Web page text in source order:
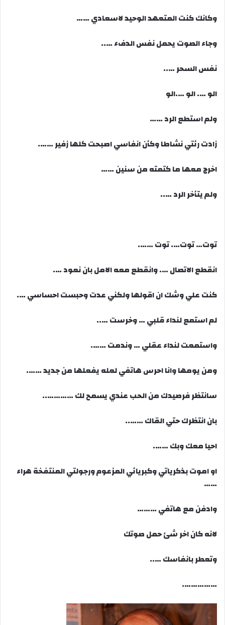
وكانك كنت المتعهد الوحيد لاسعادي ……
وجاء الصوت يحمل نفس الدفء …..
نفس السحر …..
الو …. الو ….الو
ولم استطع الرد ……
زادت رئتي نشاطا وكأن انفاسي اصبحت كلها زفير …….
اخرج معها ما كتمته من سنين ……
ولم يتأخر الرد …..
توت… توت…. توت …….
انقطع الاتصال …. وانقطع معه الامل بان نعود ….
كنت علي وشك ان اقولها ولكني عدت وحبست احساسي ….
لم استمع لنداء قلبي … وخرست …..
واستمعت لنداء عقلي … وندمت …….
ومن يومها وانا احرس هاتفي لعله يفعلها من جديد …….
سانتظر فرصيدك من الحب عندي يسمح لك …………..
بان انتظرك حتي القاك ……..
احيا معك وبك …….
او اموت بذكرياتي وكبريائي المزعوم ورجولتي المنتفخة هراء
……
وادفن مع هاتفي ………
لانه كان اخر شئ حمل صوتك
وتعطر بانفاسك …..
…………….